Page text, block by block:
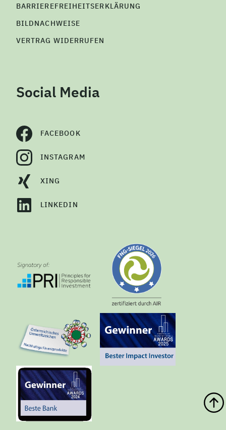
BARRIEREFREIHEITSERKLÄRUNG
BILDNACHWEISE
VERTRAG WIDERRUFEN
Social Media
FACEBOOK
INSTAGRAM
XING
LINKEDIN